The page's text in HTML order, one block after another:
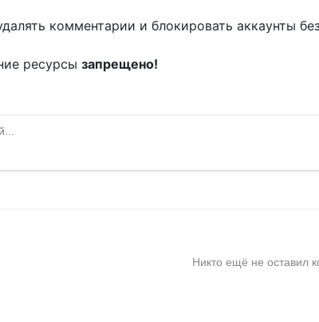
комментарии и блокировать аккаунты
ресурсы запрещено!
Никто ещё не оставил